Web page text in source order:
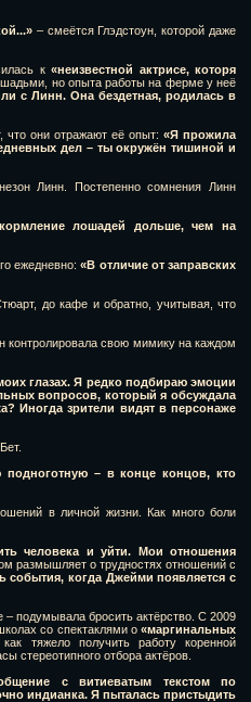
– смеётся Глэдстоун, которой даже
к«неизвестной актрисе, которя
но опыта работы на ферме у неё
с Линн. Она бездетная, родилась в
что они отражают её опыт:«Я прожила
дел – ты окружён тишиной и
Линн. Постепенно сомнения Линн
лошадей дольше, чем на
ежедневно:«В отличие от заправских
до кафе и обратно, учитывая, что
контролировала свою мимику на каждом
глазах. Я редко подбираю эмоции
вопросов, который я обсуждала
Иногда зрители видят в персонаже
– в конце концов, кто
в личной жизни. Как много боли
человека и уйти. Мои отношения
размышляет о трудностях отношений с
события, когда Джейми появляется с
подумывала бросить актёрство. С 2009
со спектаклями о «маргинальных
тяжело получить работу коренной
стереотипного отбора актёров.
с витиеватым текстом по
индианка. Я пыталась пристыдить